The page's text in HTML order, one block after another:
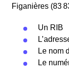
Figanières (83
Un RIB
Le nom
Le